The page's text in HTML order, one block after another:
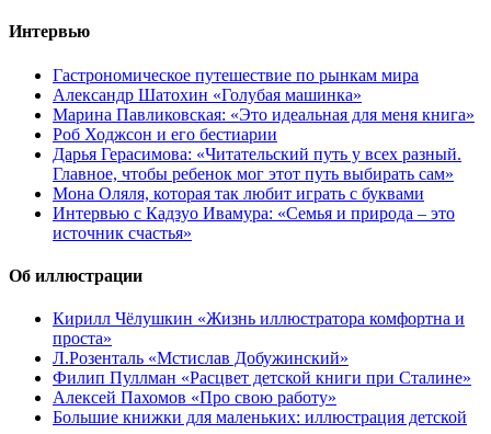
Интервью
Гастрономическое путешествие по рынкам мира
Александр Шатохин «Голубая машинка»
Марина Павликовская: «Это идеальная для меня книга»
Роб Ходжсон и его бестиарии
Дарья Герасимова: «Читательский путь у всех разный.
Главное, чтобы ребенок мог этот путь выбирать сам»
Мона Оляля, которая так любит играть с буквами
Интервью с Кадзуо Ивамура: «Семья и природа – это
источник счастья»
Об иллюстрации
Кирилл Чёлушкин «Жизнь иллюстратора комфортна и
проста»
Л.Розенталь «Мстислав Добужинский»
Филип Пуллман «Расцвет детской книги при Сталине»
Алексей Пахомов «Про свою работу»
Большие книжки для маленьких: иллюстрация детской